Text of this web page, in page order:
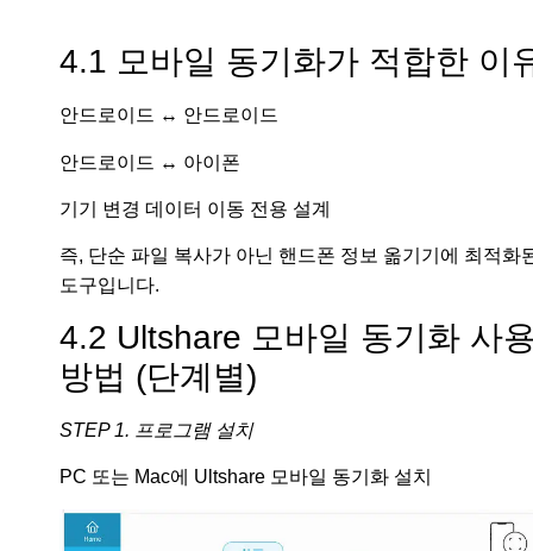
4.1 모바일 동기화가 적합한 이
안드로이드 ↔ 안드로이드
안드로이드 ↔ 아이폰
기기 변경 데이터 이동 전용 설계
즉, 단순 파일 복사가 아닌 핸드폰 정보 옮기기에 최적화
도구입니다.
4.2 Ultshare 모바일 동기화 사
방법 (단계별)
STEP 1. 프로그램 설치
PC 또는 Mac에 Ultshare 모바일 동기화 설치